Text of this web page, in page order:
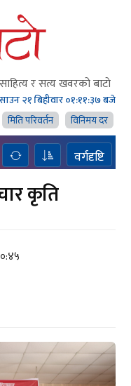
र सत्य खवरको बाटाे
२१ बिहीवार०१:११:३९ बजे
मिति परिवर्तन विनिमय दर
वर्गदृष्टि
कृति